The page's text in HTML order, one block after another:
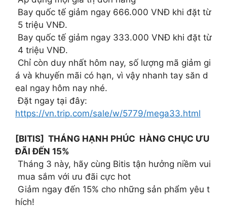
Bay quốc tế giảm ngay 666.000 VNĐ khi đặt từ
5 triệu VNĐ.
Bay quốc tế giảm ngay 333.000 VNĐ khi đặt từ
4 triệu VNĐ.
Chỉ còn duy nhất hôm nay, số lượng mã giảm gi
á và khuyến mãi có hạn, vì vậy nhanh tay săn d
eal ngay hôm nay nhé.
Đặt ngay tại đây:
https://vn.trip.com/sale/w/5779/mega33.html
[BITIS] THÁNG HẠNH PHÚC HÀNG CHỤC ƯU
ĐÃI ĐẾN 15%
Tháng 3 này, hãy cùng Bitis tận hưởng niềm vui
mua sắm với ưu đãi cực hot
Giảm ngay đến 15% cho những sản phẩm yêu t
hích!